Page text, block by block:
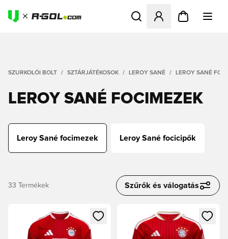
Megnyit egy modált a
SZURKOLÓI BOLT SZTÁRJÁTÉKOSOK LEROY SANÉ LEROY SANÉ
LEROY SANÉ FOCIMEZEK
Leroy Sané focimezek Leroy Sané focicipők
33 Termékek Szűrők és válogatás
Megnyit egy modált a bejelentkezéshez vagy a tagként
Megnyit egy modált a